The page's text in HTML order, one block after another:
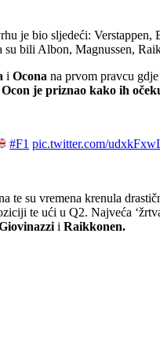
je bio sljedeći:
bili Albon, Magnussen,
i Ocona na prvom pravcu
Ocon je priznao kako ih
#F1 pic.twitter.com/
te su vremena krenula
te ući u Q2. Najveća
i Raikkonen.